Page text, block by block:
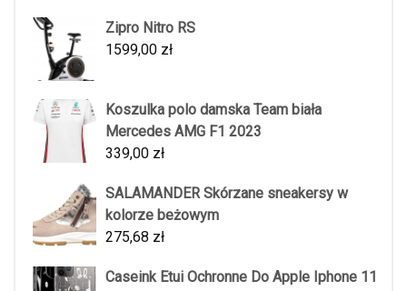
Zipro Nitro RS
1599,00 zł
Koszulka polo damska Team biała
Mercedes AMG F1 2023
339,00 zł
SALAMANDER Skórzane sneakersy w
kolorze beżowym
275,68 zł
Caseink Etui Ochronne Do Apple Iphone 11